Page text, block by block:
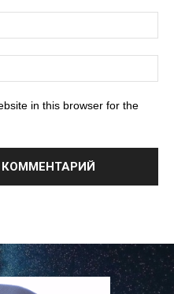
in this browser for the